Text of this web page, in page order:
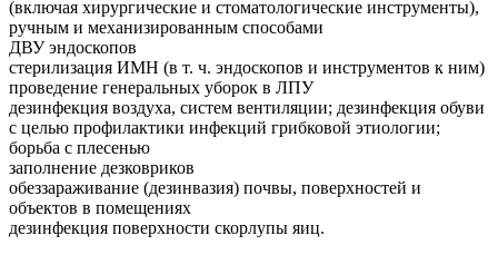
(включая хирургические и стоматологические инструменты),
ручным и механизированным способами
ДВУ эндоскопов
стерилизация ИМН (в т. ч. эндоскопов и инструментов к ним)
проведение генеральных уборок в ЛПУ
дезинфекция воздуха, систем вентиляции; дезинфекция обуви
с целью профилактики инфекций грибковой этиологии;
борьба с плесенью
заполнение дезковриков
обеззараживание (дезинвазия) почвы, поверхностей и
объектов в помещениях
дезинфекция поверхности скорлупы яиц.